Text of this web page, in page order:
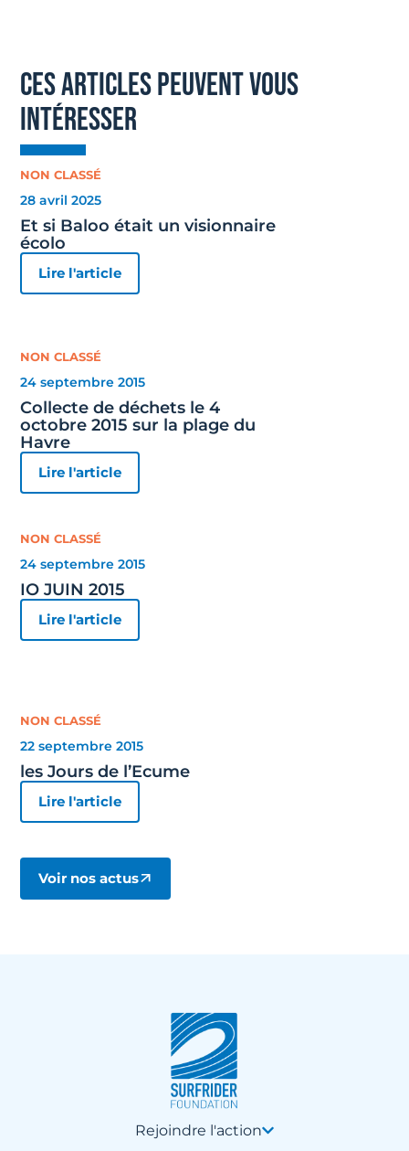
ces articles peuvent vous
intéresser
NON CLASSÉ
28 avril 2025
Et si Baloo était un visionnaire
écolo
Lire l'article
NON CLASSÉ
24 septembre 2015
Collecte de déchets le 4
octobre 2015 sur la plage du
Havre
Lire l'article
NON CLASSÉ
24 septembre 2015
IO JUIN 2015
Lire l'article
NON CLASSÉ
22 septembre 2015
les Jours de l’Ecume
Lire l'article
Voir nos actus
Rejoindre l'action